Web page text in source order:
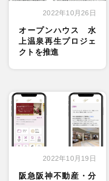
2022年10月26日
オープンハウス 水
上温泉再生プロジェ
クトを推進
2022年10月19日
阪急阪神不動産・分